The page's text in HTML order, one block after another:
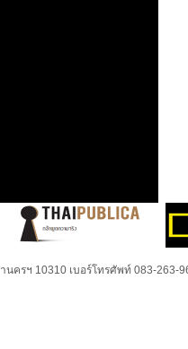
ครฯ 10310 เบอร์โทรศัพท์ 083-263-